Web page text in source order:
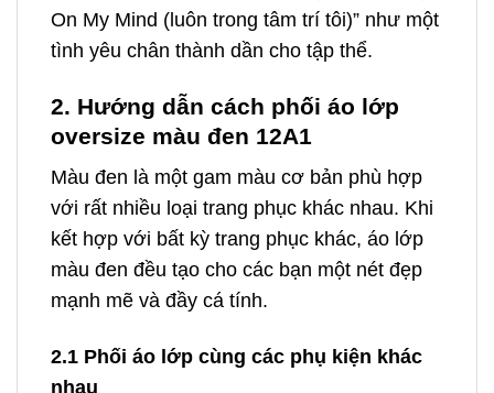
On My Mind (luôn trong tâm trí tôi)” như một
tình yêu chân thành dần cho tập thể.
2. Hướng dẫn cách phối áo lớp
oversize màu đen 12A1
Màu đen là một gam màu cơ bản phù hợp
với rất nhiều loại trang phục khác nhau. Khi
kết hợp với bất kỳ trang phục khác, áo lớp
màu đen đều tạo cho các bạn một nét đẹp
mạnh mẽ và đầy cá tính.
2.1 Phối áo lớp cùng các phụ kiện khác
nhau